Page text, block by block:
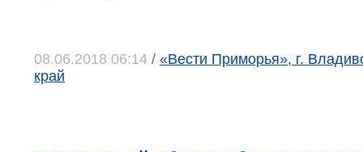
08.06.2018 06:14 / «Вести Приморья», г.
край